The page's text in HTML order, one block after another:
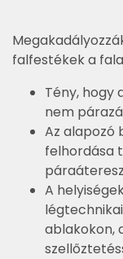
falfestékek a
Tény, hogy
nem
Az alapozó
felhordása
A
ablakokon,